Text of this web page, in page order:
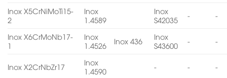
Inox X5CrNiMoTi15-
2
Inox
1.4589
Inox
S42035
- -
Inox X6CrMoNb17-
1
Inox
1.4526
Inox 436
Inox
S43600
- -
Inox X2CrNbZr17
Inox
1.4590
- - -